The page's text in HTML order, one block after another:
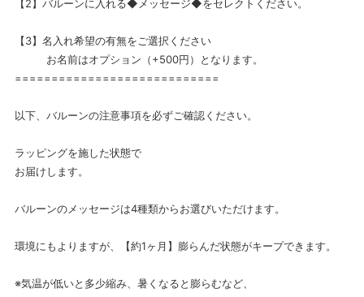
【2】バルーンに入れる◆メッセージ◆をセレクトください。
【3】名入れ希望の有無をご選択ください
お名前はオプション（+500円）となります。
============================
以下、バルーンの注意事項を必ずご確認ください。
ラッピングを施した状態で
お届けします。
バルーンのメッセージは4種類からお選びいただけます。
環境にもよりますが、【約1ヶ月】膨らんだ状態がキープできます。
※気温が低いと多少縮み、暑くなると膨らむなど、